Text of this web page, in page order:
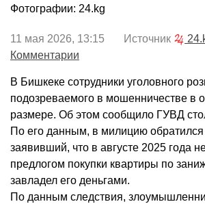
Фотографии: 24.kg
11 мая 2026, 13:15 Источник
Комментарии
В Бишкеке сотрудники уголовного
подозреваемого в мошенничестве в
размере. Об этом сообщило ГУВД
По его данным, в милицию
заявивший, что в августе 2025 года
предлогом покупки квартиры по
завладел его деньгами.
По данным следствия,